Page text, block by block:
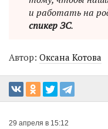
и работать на
спикер ЗС.
Автор: Оксана Котова
29 апреля в 15:12